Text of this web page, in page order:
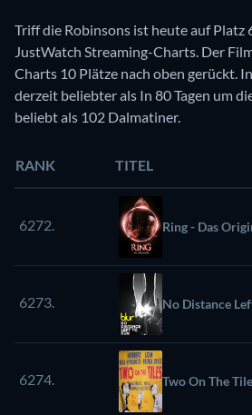
Triff die Robinsons ist heute auf Platz
JustWatch Streaming-Charts. Der
Charts 10 Plätze nach oben gerückt.
derzeit beliebter als In 80 Tagen um
beliebt als 102 Dalmatiner.
RANK TITEL
6272. Ring - Das
6273. No Distance
6274. Two On The